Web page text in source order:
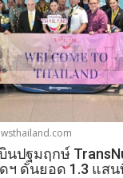
นปฐมฤกษ์
ฯ ดันยอด 1.3 แสน